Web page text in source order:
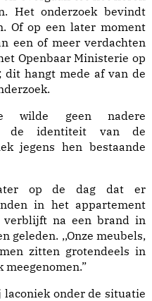
Het onderzoek bevindt
Of op een later moment
een of meer verdachten
Openbaar Ministerie op
dit hangt mede af van de
wilde geen nadere
de identiteit van de
jegens hen bestaande
op de dag dat er
in het appartement
verblijft na een brand in
geleden. ,,Onze meubels,
zitten grotendeels in
meegenomen.”
onder de situatie